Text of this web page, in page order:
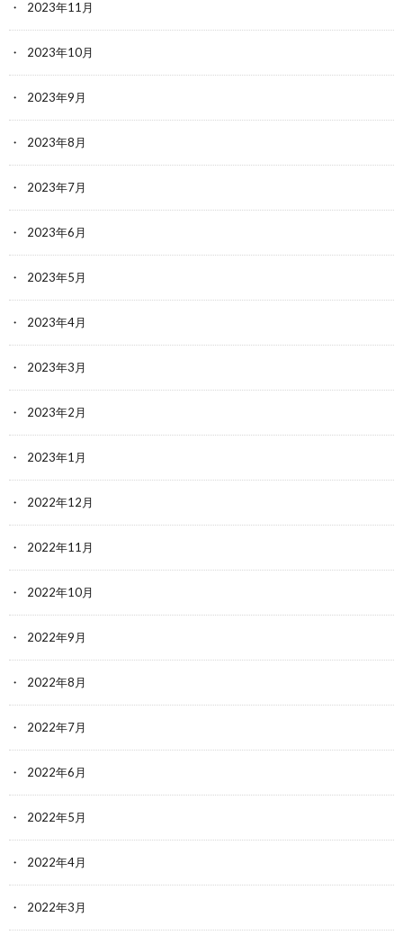
2023年11月
2023年10月
2023年9月
2023年8月
2023年7月
2023年6月
2023年5月
2023年4月
2023年3月
2023年2月
2023年1月
2022年12月
2022年11月
2022年10月
2022年9月
2022年8月
2022年7月
2022年6月
2022年5月
2022年4月
2022年3月